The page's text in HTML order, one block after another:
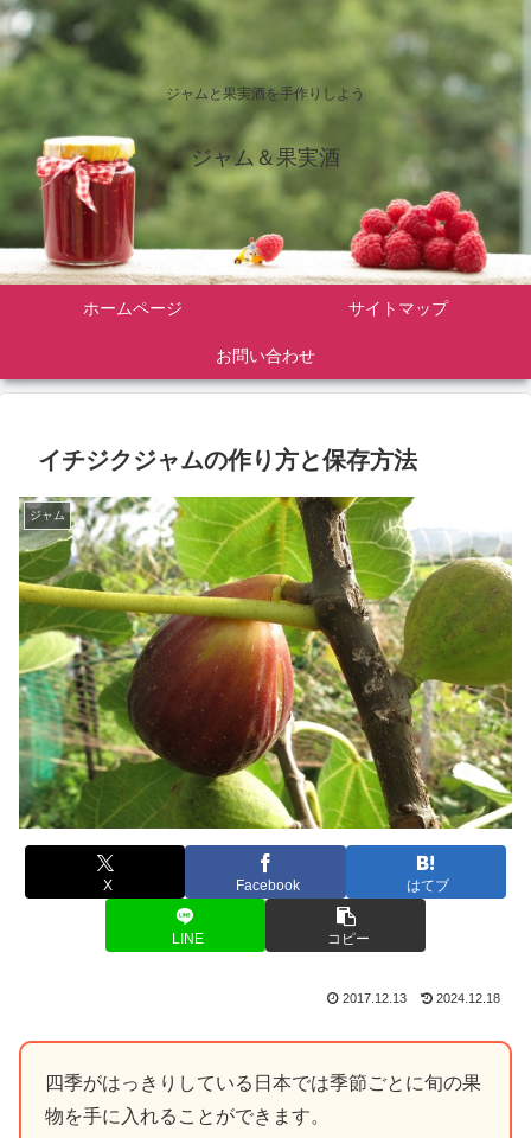
ジャムと果実酒を手作りしよう
ジャム＆果実酒
ホームページ サイトマップ
お問い合わせ
イチジクジャムの作り方と保存方法
ジャム
X Facebook はてブ
LINE コピー
2017.12.13 2024.12.18
四季がはっきりしている日本では季節ごとに旬の果
物を手に入れることができます。